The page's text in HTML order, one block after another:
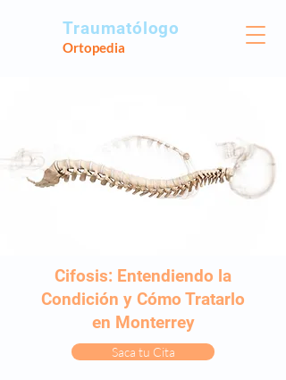
Traumatólogo
Ortopedia
Cifosis: Entendiendo la
Condición y Cómo Tratarlo
en Monterrey
Saca tu Cita